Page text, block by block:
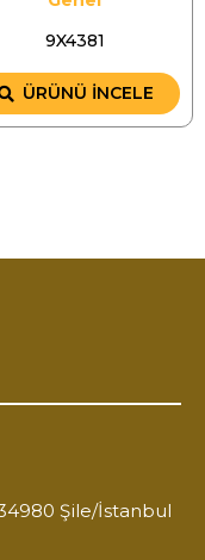
9X4381
ÜRÜNÜ İNCELE
Şile/İstanbul